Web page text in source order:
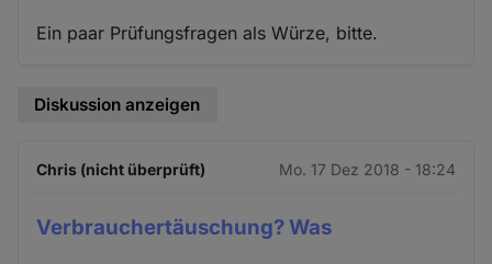
Ein paar Prüfungsfragen als Würze, bitte.
Diskussion anzeigen
Chris (nicht überprüft) Mo. 17 Dez 2018 - 18:24
Verbrauchertäuschung? Was